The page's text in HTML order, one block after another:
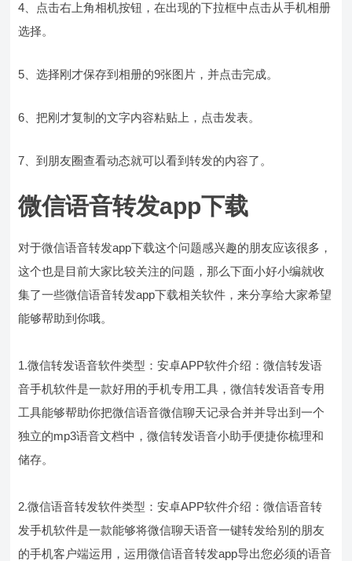
4、点击右上角相机按钮，在出现的下拉框中点击从手机相册
选择。
5、选择刚才保存到相册的9张图片，并点击完成。
6、把刚才复制的文字内容粘贴上，点击发表。
7、到朋友圈查看动态就可以看到转发的内容了。
微信语音转发app下载
对于微信语音转发app下载这个问题感兴趣的朋友应该很多，
这个也是目前大家比较关注的问题，那么下面小好小编就收
集了一些微信语音转发app下载相关软件，来分享给大家希望
能够帮助到你哦。
1.微信转发语音软件类型：安卓APP软件介绍：微信转发语
音手机软件是一款好用的手机专用工具，微信转发语音专用
工具能够帮助你把微信语音微信聊天记录合并并导出到一个
独立的mp3语音文档中，微信转发语音小助手便捷你梳理和
储存。
2.微信语音转发软件类型：安卓APP软件介绍：微信语音转
发手机软件是一款能够将微信聊天语音一键转发给别的朋友
的手机客户端运用，运用微信语音转发app导出您必须的语音